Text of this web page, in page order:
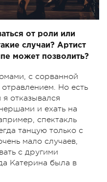
от роли или
случаи? Артист
может позволить?
с сорванной
Но есть
отказывался
и ехать на
спектакль
танцую только с
мало случаев,
с другими
Катерина была в